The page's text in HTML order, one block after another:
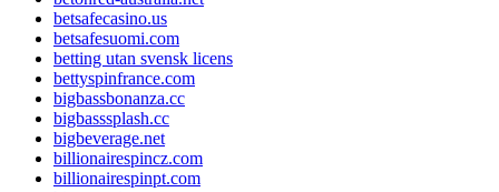
betsafecasino.us
betsafesuomi.com
betting utan svensk licens
bettyspinfrance.com
bigbassbonanza.cc
bigbasssplash.cc
bigbeverage.net
billionairespincz.com
billionairespinpt.com